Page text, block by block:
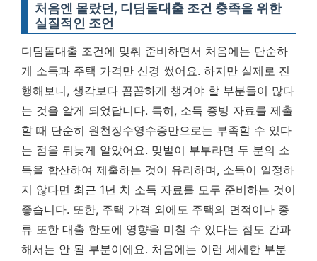
처음엔 몰랐던, 디딤돌대출 조건 충족을 위한
실질적인 조언
디딤돌대출 조건에 맞춰 준비하면서 처음에는 단순하
게 소득과 주택 가격만 신경 썼어요. 하지만 실제로 진
행해보니, 생각보다 꼼꼼하게 챙겨야 할 부분들이 많다
는 것을 알게 되었답니다. 특히, 소득 증빙 자료를 제출
할 때 단순히 원천징수영수증만으로는 부족할 수 있다
는 점을 뒤늦게 알았어요. 맞벌이 부부라면 두 분의 소
득을 합산하여 제출하는 것이 유리하며, 소득이 일정하
지 않다면 최근 1년 치 소득 자료를 모두 준비하는 것이
좋습니다. 또한, 주택 가격 외에도 주택의 면적이나 종
류 또한 대출 한도에 영향을 미칠 수 있다는 점도 간과
해서는 안 될 부분이에요. 처음에는 이런 세세한 부분